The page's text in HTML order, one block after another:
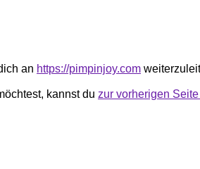
an https://pimpinjoy.com
kannst du zur vorherigen